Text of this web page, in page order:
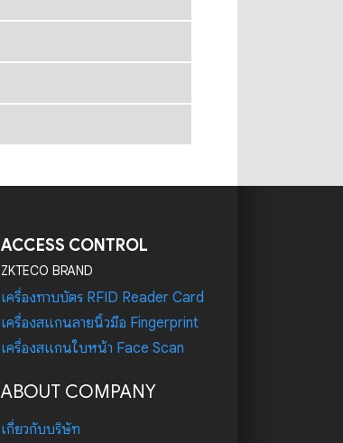
ACCESS CONTROL
ZKTECO BRAND
เครื่องทาบบัตร RFID Reader Card
เครื่องสแกนลายนิ้วมือ Fingerprint
เครื่องสแกนใบหน้า Face Scan
ABOUT COMPANY
เกี่ยวกับบริษัท